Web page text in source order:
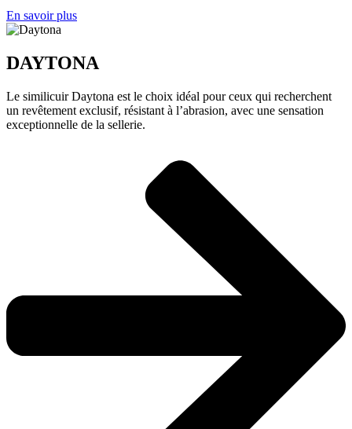
En savoir plus
DAYTONA
Le similicuir Daytona est le choix idéal pour ceux qui recherchent
un revêtement exclusif, résistant à l’abrasion, avec une sensation
exceptionnelle de la sellerie.